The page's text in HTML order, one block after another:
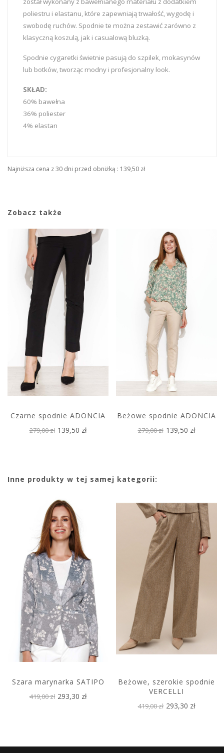
poliestru i elastanu, które zapewniają trwałość, wygodę i
swobodę ruchów. Spodnie te można zestawić zarówno z
klasyczną koszulą, jak i casualową bluzką.
Spodnie cygaretki świetnie pasują do szpilek, mokasynów
lub botków, tworząc modny i profesjonalny look.
SKŁAD:
60% bawełna
36% poliester
4% elastan
Najniższa cena z 30 dni przed obniżką : 139,50 zł
Zobacz także
Czarne spodnie ADONCIA
279,00 zł 139,50 zł
Beżowe spodnie ADONCIA
279,00 zł 139,50 zł
Inne produkty w tej samej kategorii:
Szara marynarka SATIPO
419,00 zł 293,30 zł
Beżowe, szerokie spodnie
VERCELLI
419,00 zł 293,30 zł